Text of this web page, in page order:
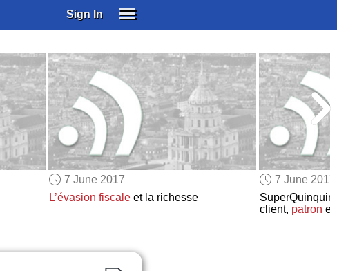
Sign In
SUBSCRIBE
EDUCATIONAL LICENSES
GIFT CARDS
OTHER LANGUAGES
ABOUT US
ALEXA
ADJUST COLORS
7 June 2017
L’évasion fiscaleet la richesse
7 June 2017
client, patron et